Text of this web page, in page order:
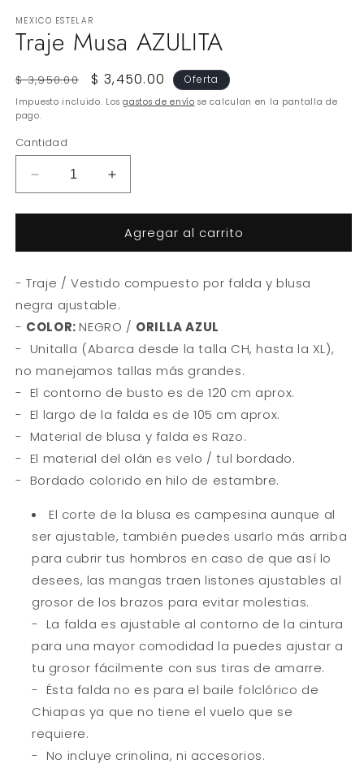
MEXICO ESTELAR
Traje Musa AZULITA
Precio
habitual
$ 3,950.00
Precio
de
$ 3,450.00 Oferta
Impuesto incluido. Losgastos de envío se calculan en la pantalla de
pago.
Cantidad
Reducir
cantidad
para
Musa
Aumentar
cantidad
para
Traje
Musa
Agregar al carrito
- Traje / Vestido compuesto por falda y blusa
negra ajustable.
- COLOR: NEGRO / ORILLA AZUL
- Unitalla (Abarca desde la talla CH, hasta la XL),
no manejamos tallas más grandes.
- El contorno de busto es de 120 cm aprox.
- El largo de la falda es de 105 cm aprox.
- Material de blusa y falda es Razo.
- El material del olán es velo / tul bordado.
- Bordado colorido en hilo de estambre.
El corte de la blusa es campesina aunque al
ser ajustable, también puedes usarlo más arriba
para cubrir tus hombros en caso de que así lo
desees, las mangas traen listones ajustables al
grosor de los brazos para evitar molestias.
- La falda es ajustable al contorno de la cintura
para una mayor comodidad la puedes ajustar a
tu grosor fácilmente con sus tiras de amarre.
- Ésta falda no es para el baile folclórico de
Chiapas ya que no tiene el vuelo que se
requiere.
- No incluye crinolina, ni accesorios.